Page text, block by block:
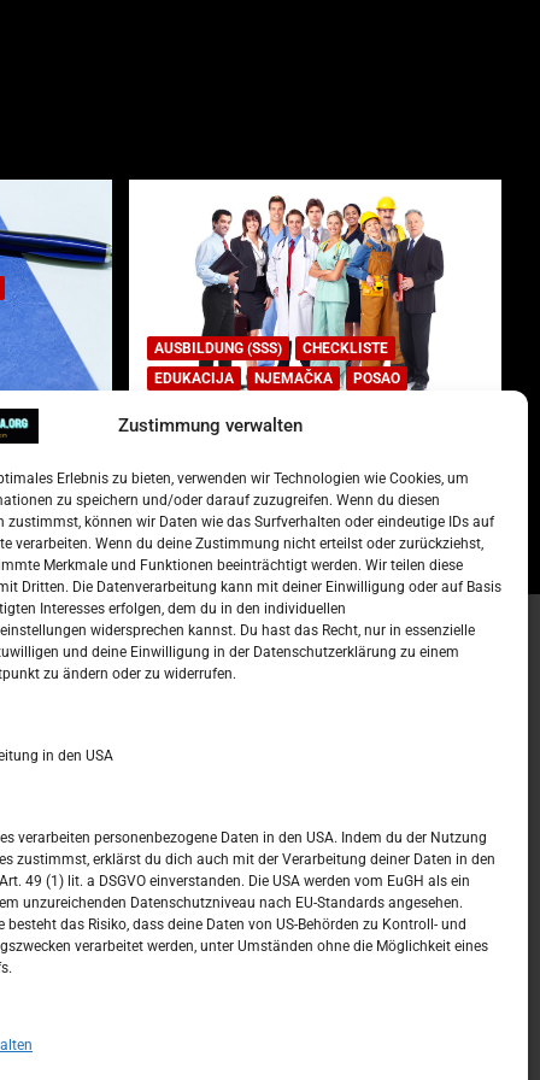
Zustimmung verwalten
Erlebnis zu bieten, verwenden wir Technologien wie Cookies, um
zu speichern und/oder darauf zuzugreifen. Wenn du diesen
zustimmst, können wir Daten wie das Surfverhalten oder eindeutige IDs auf
verarbeiten. Wenn du deine Zustimmung nicht erteilst oder zurückziehst,
Merkmale und Funktionen beeinträchtigt werden. Wir teilen diese
Dritten. Die Datenverarbeitung kann mit deiner Einwilligung oder auf Basis
Interesses erfolgen, dem du in den individuellen
widersprechen kannst. Du hast das Recht, nur in essenzielle
und deine Einwilligung in der Datenschutzerklärung zu einem
zu ändern oder zu widerrufen.
in den USA
verarbeiten personenbezogene Daten in den USA. Indem du der Nutzung
zustimmst, erklärst du dich auch mit der Verarbeitung deiner Daten in den
49 (1) lit. a DSGVO einverstanden. Die USA werden vom EuGH als ein
unzureichenden Datenschutzniveau nach EU-Standards angesehen.
besteht das Risiko, dass deine Daten von US-Behörden zu Kontroll- und
verarbeitet werden, unter Umständen ohne die Möglichkeit eines
AUSBILDUNG (SSS)
CHECKLISTE
EDUKACIJA
NJEMAČKA POSAO
Lista najtraženijih deficitarnih
15. Oktober 2022 Redakcija
–
Kalendar
4 5 6 7 8 9 10
11 12 13 14 15 16
18 19 20 21 22 23 24